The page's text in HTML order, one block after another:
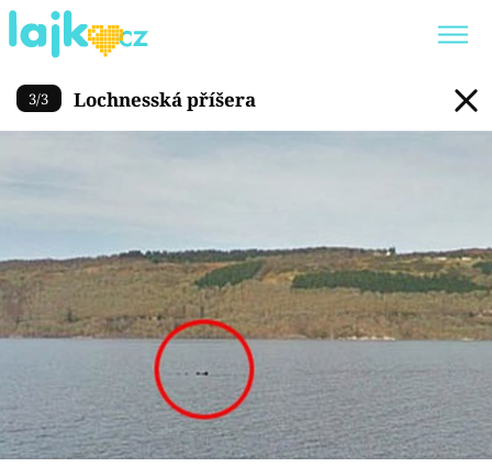
Trendy: KARLOS VÉMOLA
ONLYFANS
Témata
Showbyznys
Youtubeři
Virály
Lochnesská příšera
3/3 Lochnesská příšera